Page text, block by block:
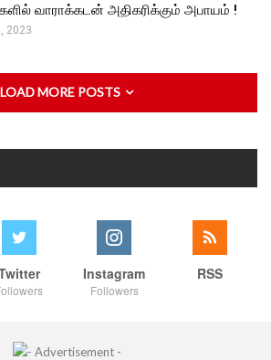
வாராக்கடன் அதிகரிக்கும் அபாயம் !
2023
LOAD MORE POSTS
Instagram
Followers
RSS